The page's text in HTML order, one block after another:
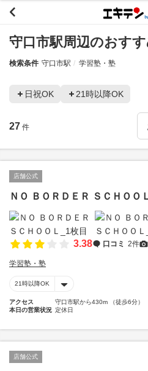
守口市駅周辺のおす
検索条件 守口市駅 学習塾・塾
日祝OK 21時以降OK
27 件
店舗公式
ＮＯ ＢＯＲＤＥＲ ＳＣＨＯＯＬ
3.38 口コミ 2件
学習塾・塾
21時以降OK
アクセス
守口市駅から430m （徒歩6分）
本日の営業状況 定休日
店舗公式